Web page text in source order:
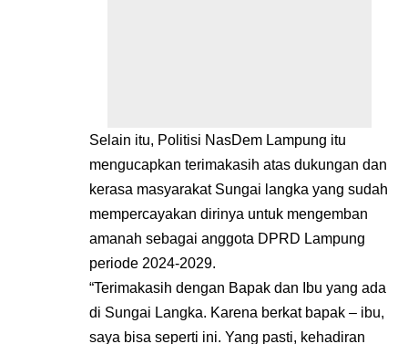
Selain itu, Politisi NasDem Lampung itu
mengucapkan terimakasih atas dukungan dan
kerasa masyarakat Sungai langka yang sudah
mempercayakan dirinya untuk mengemban
amanah sebagai anggota DPRD Lampung
periode 2024-2029.
“Terimakasih dengan Bapak dan Ibu yang ada
di Sungai Langka. Karena berkat bapak – ibu,
saya bisa seperti ini. Yang pasti, kehadiran